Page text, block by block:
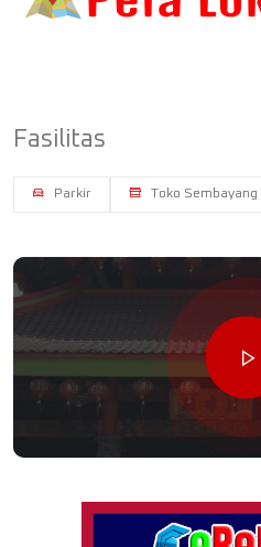
Fasilitas
Parkir Toko Sembayang